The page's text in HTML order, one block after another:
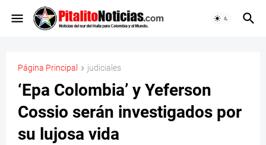
Página Principal judiciales
‘Epa Colombia’ y Yeferson
Cossio serán investigados por
su lujosa vida